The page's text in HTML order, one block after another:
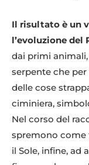
Il risultato è un
l’evoluzione del
dai primi
serpente che
delle cose
ciminiera,
Nel corso del
spremono come
il Sole, infine, ad